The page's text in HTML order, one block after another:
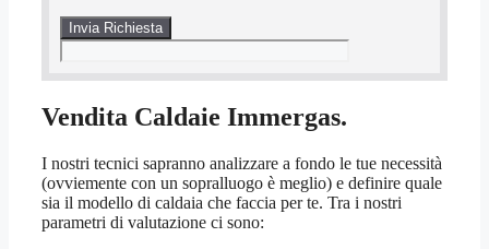
Vendita Caldaie Immergas.
I nostri tecnici sapranno analizzare a fondo le tue necessità
(ovviemente con un sopralluogo è meglio) e definire quale
sia il modello di caldaia che faccia per te. Tra i nostri
parametri di valutazione ci sono: